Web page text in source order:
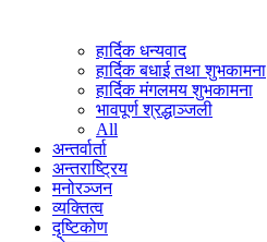
हार्दिक धन्यवाद
हार्दिक बधाई तथा शुभकामना
हार्दिक मंगलमय शुभकामना
भावपूर्ण श्रद्धाञ्जली
All
अन्तर्वार्ता
अन्तराष्ट्रिय
मनोरञ्जन
व्यक्तित्व
दृष्टिकोण